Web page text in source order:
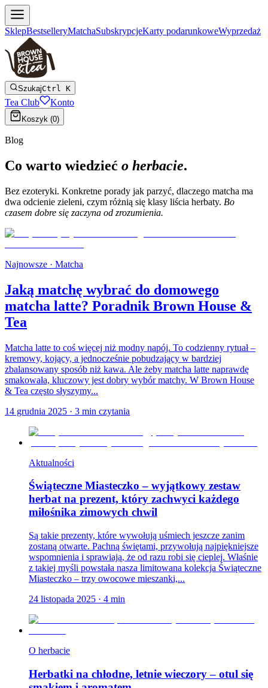
SklepBestselleryMatchaSubskrypcjeKarty podarunkoweWyprzedaż
SzukajCtrl K
Tea Club Konto
Koszyk (0)
Blog
Co warto wiedzieć o herbacie.
Bez ezoteryki. Konkretne porady jak parzyć, dlaczego matcha ma
dwa odcienie zieleni, czym różnią się klasy liścia herbaty. Bo
czasem dobre się zaczyna od zrozumienia.
Najnowsze · Matcha
Jaką matchę wybrać do domowego
matcha latte? Poradnik Brown House &
Tea
Matcha latte to coś więcej niż modny napój. To codzienny rytuał –
kremowy, kojący, a jednocześnie pobudzający w bardziej
zbalansowany sposób niż kawa. Ale żeby matcha latte naprawdę
smakowała, kluczowy jest dobry wybór matchy. W Brown House
& Tea często słyszymy...
14 grudnia 2025 · 3 min czytania
Aktualności
Świąteczne Miasteczko – wyjątkowy zestaw
herbat na prezent, który zachwyci każdego
miłośnika zimowych chwil
Są takie prezenty, które wywołują uśmiech jeszcze zanim
zostaną otwarte. Pachną świętami, przywołują najpiękniejsze
wspomnienia i sprawiają, że od razu robi się cieplej. Właśnie
z takiej myśli powstała nasza limitowana kolekcja Świąteczne
Miasteczko – trzy owocowe mieszanki,...
24 listopada 2025 · 4 min
O herbacie
Herbatki na chłodne, letnie wieczory – otul się